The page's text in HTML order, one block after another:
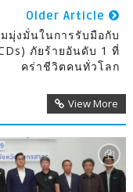
Older Article
มุ่งมั่นในการรับมือกับ
ภัยร้ายอันดับ 1 ที่
คร่าชีวิตคนทั่วโลก
View More